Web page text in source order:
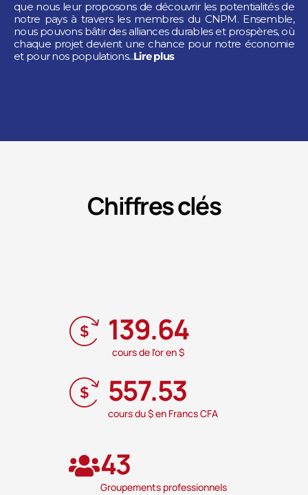
que nous leur proposons de découvrir les potentialités de
notre pays à travers les membres du CNPM. Ensemble,
nous pouvons bâtir des alliances durables et prospères, où
chaque projet devient une chance pour notre économie
et pour nos populations...Lire plus
Chiffres clés
cours de l'or en $
139.64
cours du $ en Francs CFA
557.53
Groupements professionnels
43